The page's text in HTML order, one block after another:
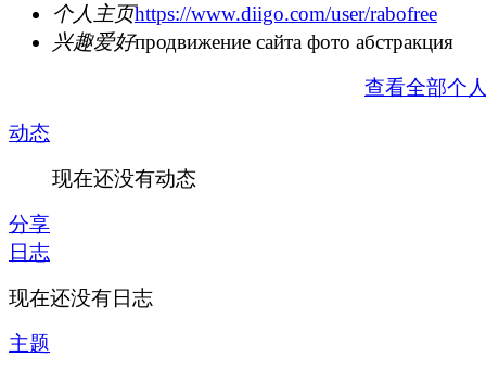
个人主页https://www.diigo.com/user/rabofree
兴趣爱好продвижение сайта фото абстракция
查看全部个
动态
现在还没有动态
分享
日志
现在还没有日志
主题